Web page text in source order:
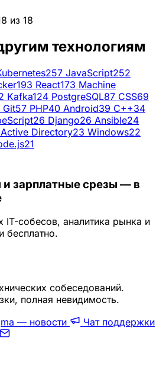
из 18
технологиям
257 JavaScript252
193 React173 Machine
Kafka124 PostgreSQL87 CSS69
Git57 PHP40 Android39 C++34
26 Django26 Ansible24
Active Directory23 Windows22
21
зарплатные срезы — в
собесов, аналитика рынка и
бесплатно.
собеседований.
полная невидимость.
— новости
Чат поддержки